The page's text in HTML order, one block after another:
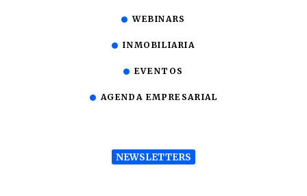
WEBINARS
INMOBILIARIA
EVENTOS
AGENDA EMPRESARIAL
NEWSLETTERS